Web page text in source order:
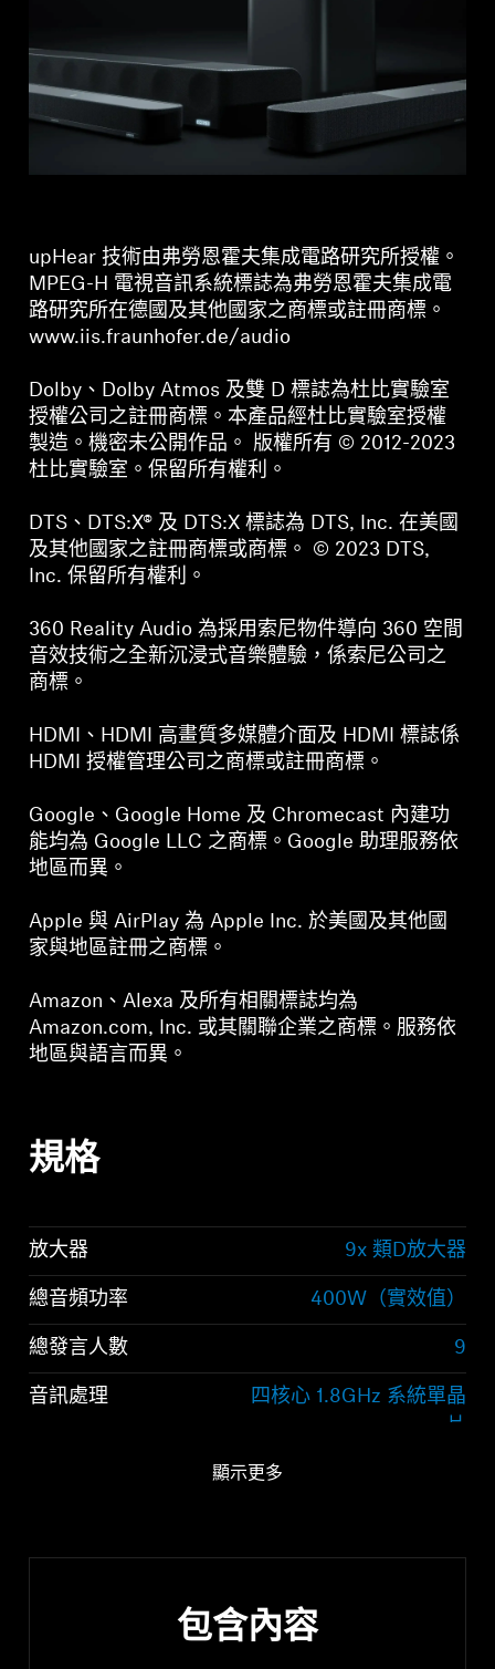
upHear 技術由弗勞恩霍夫集成電路研究所授權。
MPEG-H 電視音訊系統標誌為弗勞恩霍夫集成電
路研究所在德國及其他國家之商標或註冊商標。
www.iis.fraunhofer.de/audio
Dolby、Dolby Atmos 及雙 D 標誌為杜比實驗室
授權公司之註冊商標。本產品經杜比實驗室授權
製造。機密未公開作品。 版權所有 © 2012-2023
杜比實驗室。保留所有權利。
DTS、DTS:X® 及 DTS:X 標誌為 DTS, Inc. 在美國
及其他國家之註冊商標或商標。 © 2023 DTS,
Inc. 保留所有權利。
360 Reality Audio 為採用索尼物件導向 360 空間
音效技術之全新沉浸式音樂體驗，係索尼公司之
商標。
HDMI、HDMI 高畫質多媒體介面及 HDMI 標誌係
HDMI 授權管理公司之商標或註冊商標。
Google、Google Home 及 Chromecast 內建功
能均為 Google LLC 之商標。Google 助理服務依
地區而異。
Apple 與 AirPlay 為 Apple Inc. 於美國及其他國
家與地區註冊之商標。
Amazon、Alexa 及所有相關標誌均為
Amazon.com, Inc. 或其關聯企業之商標。服務依
地區與語言而異。
規格
放大器 9x 類D放大器
總音頻功率 400W（實效值）
總發言人數 9
音訊處理
四核心 1.8GHz 系統單晶
片
顯示更多
包含內容